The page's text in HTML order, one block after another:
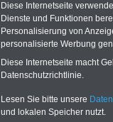
Lexikon
Festpreis von 250
Banner buchen, der
Diese Internetseite
Dienste und Funktionen
Personalisierung von
personalisierte Werbung
Diese Internetseite macht
Datenschutzrichtlinie.
Lesen Sie bitte unsere
und lokalen Speicher nutzt.